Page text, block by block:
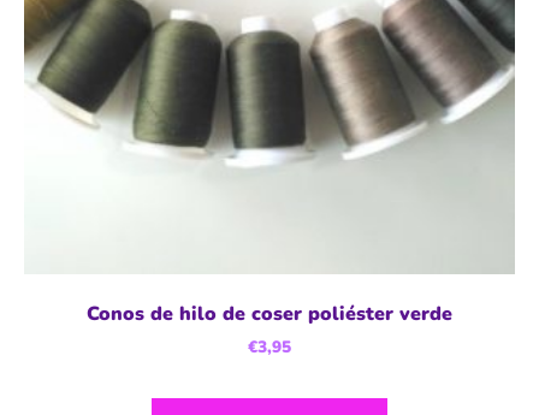
Conos de hilo de coser poliéster verde
€3,95